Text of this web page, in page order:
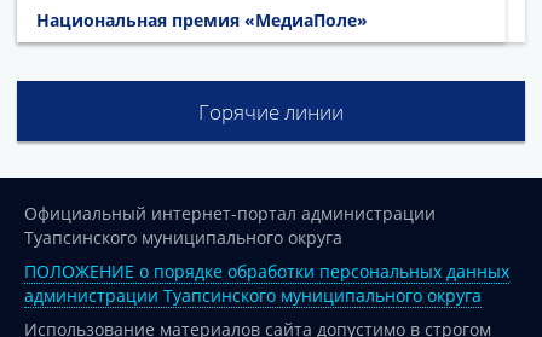
Национальная премия «МедиаПоле»
Горячие линии
Официальный интернет-портал администрации
Туапсинского муниципального округа
ПОЛОЖЕНИЕ о порядке обработки персональных данных
администрации Туапсинского муниципального округа
Использование материалов сайта допустимо в строгом